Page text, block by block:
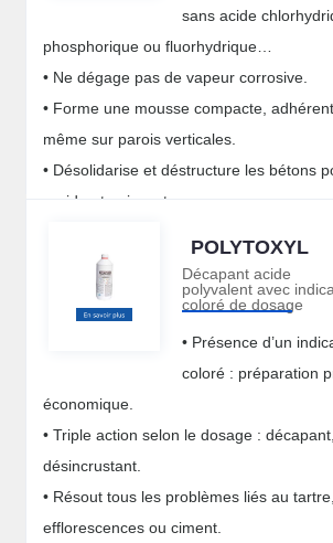
sans acide
phosphorique ou fluorhydrique…
• Ne dégage pas de vapeur corrosive.
• Forme une mousse compacte,
même sur parois verticales.
• Désolidarise et déstructure les bétons
rapide et puissant.
POLYTOXYL
Décapant acide
polyvalent avec
coloré de dosage
• Présence d’un
coloré : préparation
économique.
• Triple action selon le dosage :
désincrustant.
• Résout tous les problèmes liés au
efflorescences ou ciment.